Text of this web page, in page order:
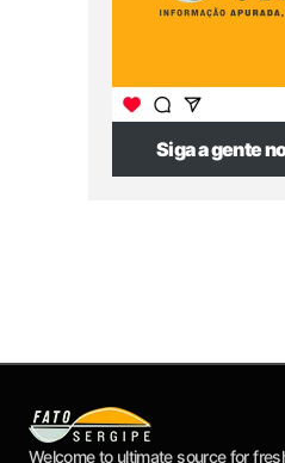
Siga a gente
Welcome to ultimate source for